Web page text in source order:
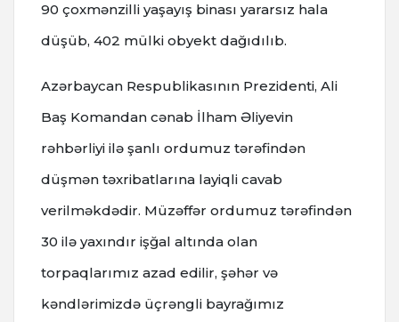
90 çoxmənzilli yaşayış binası yararsız hala
düşüb, 402 mülki obyekt dağıdılıb.
Azərbaycan Respublikasının Prezidenti, Ali
Baş Komandan cənab İlham Əliyevin
rəhbərliyi ilə şanlı ordumuz tərəfindən
düşmən təxribatlarına layiqli cavab
verilməkdədir. Müzəffər ordumuz tərəfindən
30 ilə yaxındır işğal altında olan
torpaqlarımız azad edilir, şəhər və
kəndlərimizdə üçrəngli bayrağımız